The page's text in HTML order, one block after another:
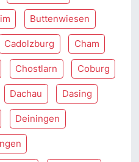
Buttenwiesen
Cadolzburg Cham
Chostlarn Coburg
Dachau Dasing
Deiningen